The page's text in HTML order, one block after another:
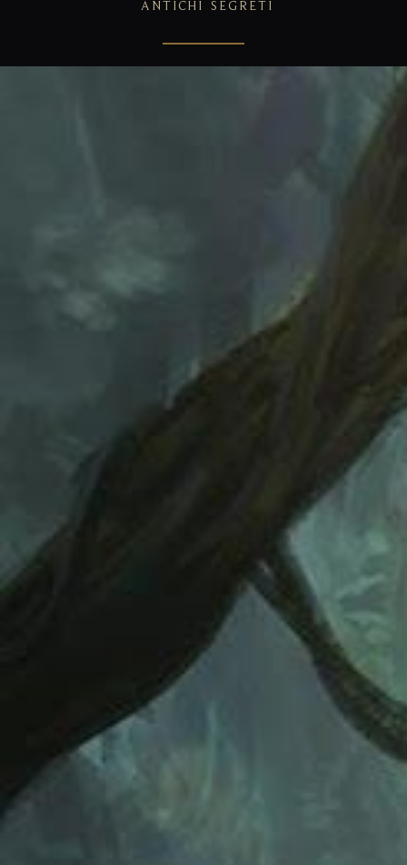
ANTICHI SEGRETI